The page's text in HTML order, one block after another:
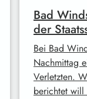
Bad
der
Bei Bad
Nachmittag
Verletzten.
berichtet